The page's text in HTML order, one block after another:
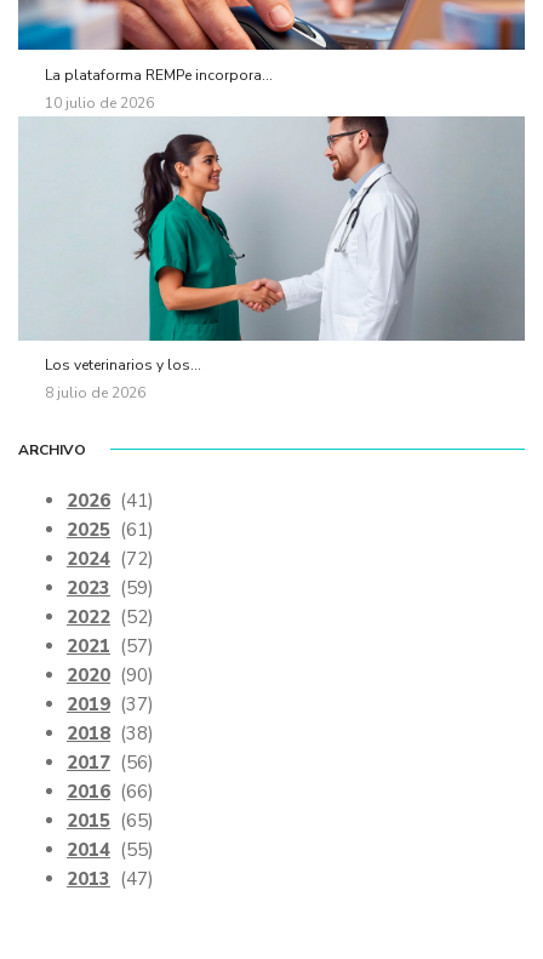
La plataforma REMPe incorpora...
10 julio de 2026
Los veterinarios y los...
8 julio de 2026
ARCHIVO
2026 (41)
2025 (61)
2024 (72)
2023 (59)
2022 (52)
2021 (57)
2020 (90)
2019 (37)
2018 (38)
2017 (56)
2016 (66)
2015 (65)
2014 (55)
2013 (47)